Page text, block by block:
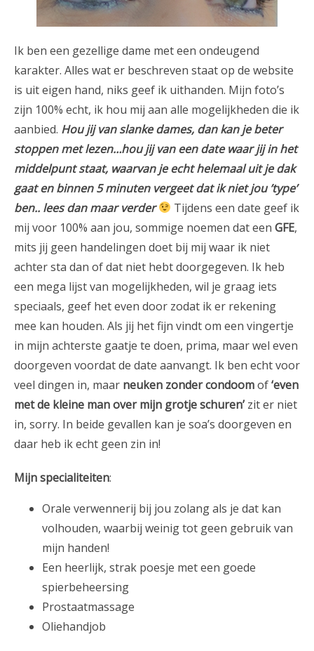
Ik ben een gezellige dame met een ondeugend
karakter. Alles wat er beschreven staat op de website
is uit eigen hand, niks geef ik uithanden. Mijn foto’s
zijn 100% echt, ik hou mij aan alle mogelijkheden die ik
aanbied. Hou jij van slanke dames, dan kan je beter
stoppen met lezen…hou jij van een date waar jij in het
middelpunt staat, waarvan je echt helemaal uit je dak
gaat en binnen 5 minuten vergeet dat ik niet jou ’type’
ben.. lees dan maar verder
Tijdens een date geef ik
mij voor 100% aan jou, sommige noemen dat een GFE,
mits jij geen handelingen doet bij mij waar ik niet
achter sta dan of dat niet hebt doorgegeven. Ik heb
een mega lijst van mogelijkheden, wil je graag iets
speciaals, geef het even door zodat ik er rekening
mee kan houden. Als jij het fijn vindt om een vingertje
in mijn achterste gaatje te doen, prima, maar wel even
doorgeven voordat de date aanvangt. Ik ben echt voor
veel dingen in, maar neuken zonder condoomof‘even
met de kleine man over mijn grotje schuren’ zit er niet
in, sorry. In beide gevallen kan je soa’s doorgeven en
daar heb ik echt geen zin in!
Mijn specialiteiten:
Orale verwennerij bij jou zolang als je dat kan
volhouden, waarbij weinig tot geen gebruik van
mijn handen!
Een heerlijk, strak poesje met een goede
spierbeheersing
Prostaatmassage
Oliehandjob